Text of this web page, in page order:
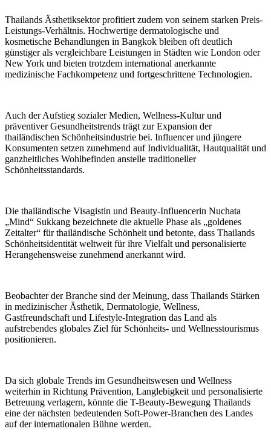
Thailands Ästhetiksektor profitiert zudem von seinem starken Preis-
Leistungs-Verhältnis. Hochwertige dermatologische und
kosmetische Behandlungen in Bangkok bleiben oft deutlich
günstiger als vergleichbare Leistungen in Städten wie London oder
New York und bieten trotzdem international anerkannte
medizinische Fachkompetenz und fortgeschrittene Technologien.
Auch der Aufstieg sozialer Medien, Wellness-Kultur und
präventiver Gesundheitstrends trägt zur Expansion der
thailändischen Schönheitsindustrie bei. Influencer und jüngere
Konsumenten setzen zunehmend auf Individualität, Hautqualität und
ganzheitliches Wohlbefinden anstelle traditioneller
Schönheitsstandards.
Die thailändische Visagistin und Beauty-Influencerin Nuchata
„Mind“ Sukkang bezeichnete die aktuelle Phase als „goldenes
Zeitalter“ für thailändische Schönheit und betonte, dass Thailands
Schönheitsidentität weltweit für ihre Vielfalt und personalisierte
Herangehensweise zunehmend anerkannt wird.
Beobachter der Branche sind der Meinung, dass Thailands Stärken
in medizinischer Ästhetik, Dermatologie, Wellness,
Gastfreundschaft und Lifestyle-Integration das Land als
aufstrebendes globales Ziel für Schönheits- und Wellnesstourismus
positionieren.
Da sich globale Trends im Gesundheitswesen und Wellness
weiterhin in Richtung Prävention, Langlebigkeit und personalisierte
Betreuung verlagern, könnte die T-Beauty-Bewegung Thailands
eine der nächsten bedeutenden Soft-Power-Branchen des Landes
auf der internationalen Bühne werden.